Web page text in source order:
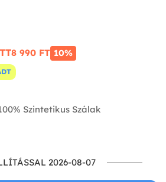
8 990 FT‎ 10%
Szintetikus Szálak
2026-08-07